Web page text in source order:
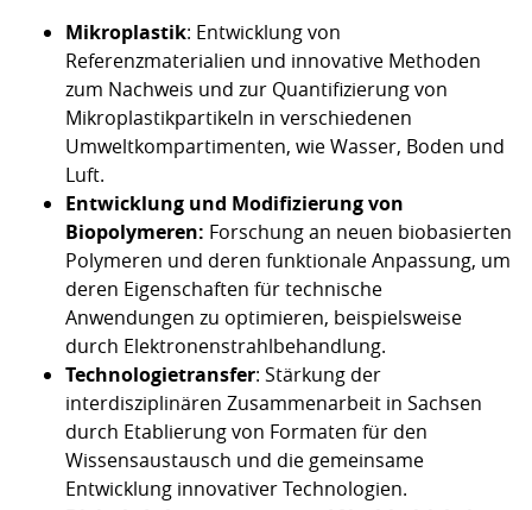
Mikroplastik: Entwicklung von
Referenzmaterialien und innovative Methoden
zum Nachweis und zur Quantifizierung von
Mikroplastikpartikeln in verschiedenen
Umweltkompartimenten, wie Wasser, Boden und
Luft.
Entwicklung und Modifizierung von
Biopolymeren: Forschung an neuen biobasierten
Polymeren und deren funktionale Anpassung, um
deren Eigenschaften für technische
Anwendungen zu optimieren, beispielsweise
durch Elektronenstrahlbehandlung.
Technologietransfer: Stärkung der
interdisziplinären Zusammenarbeit in Sachsen
durch Etablierung von Formaten für den
Wissensaustausch und die gemeinsame
Entwicklung innovativer Technologien.